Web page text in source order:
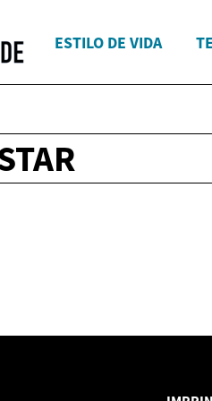
ESTILO DE VIDA